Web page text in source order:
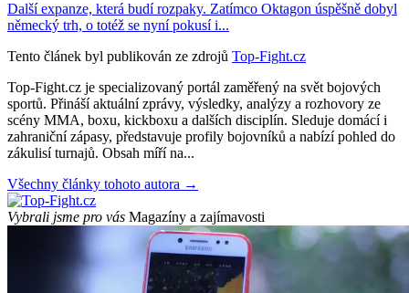
Další expanze, která budí rozpaky. Zatímco Oktagon úspěšně dobyl
německý trh, o totéž se nyní pokusí i...
Tento článek byl publikován ze zdrojů Top-Fight.cz
Top-Fight.cz je specializovaný portál zaměřený na svět bojových
sportů. Přináší aktuální zprávy, výsledky, analýzy a rozhovory ze
scény MMA, boxu, kickboxu a dalších disciplín. Sleduje domácí i
zahraniční zápasy, představuje profily bojovníků a nabízí pohled do
zákulisí turnajů. Obsah míří na...
Všechny články tohoto autora →
Vybrali jsme pro vás Magazíny a zajímavosti